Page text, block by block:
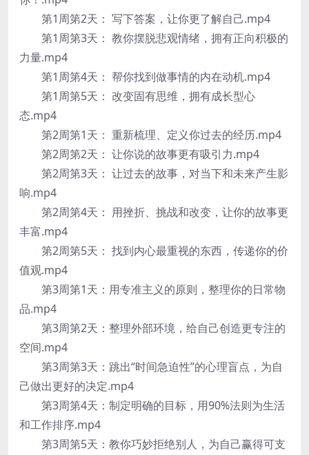
第1周第2天： 写下答案，让你更了解自己.mp4
第1周第3天： 教你摆脱悲观情绪，拥有正向积极的
力量.mp4
第1周第4天： 帮你找到做事情的内在动机.mp4
第1周第5天： 改变固有思维，拥有成长型心
态.mp4
第2周第1天： 重新梳理、定义你过去的经历.mp4
第2周第2天： 让你说的故事更有吸引力.mp4
第2周第3天： 让过去的故事，对当下和未来产生影
响.mp4
第2周第4天： 用挫折、挑战和改变，让你的故事更
丰富.mp4
第2周第5天： 找到内心最重视的东西，传递你的价
值观.mp4
第3周第1天：用专准主义的原则，整理你的日常物
品.mp4
第3周第2天：整理外部环境，给自己创造更专注的
空间.mp4
第3周第3天：跳出“时间急迫性”的心理盲点，为自
己做出更好的决定.mp4
第3周第4天：制定明确的目标，用90%法则为生活
和工作排序.mp4
第3周第5天：教你巧妙拒绝别人，为自己赢得可支